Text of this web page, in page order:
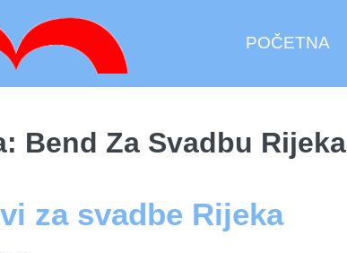
POČETNA
Bend Za Svadbu Rijeka
za svadbe Rijeka